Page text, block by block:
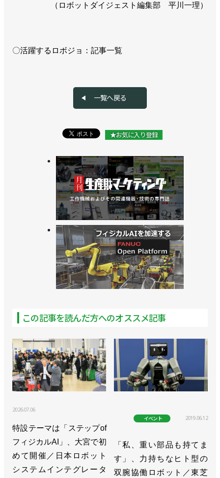
（ロボットダイジェスト編集部 平川一理）
〇活躍するロボジョ：記事一覧
一覧へ戻る
★お気に入り登録
この記事を読んだ方へのオススメ記事
2026.07.06
特設テーマは「ステップof
フィジカルAI」、大宮で初
めて開催／日本ロボット
システムインテグレータ
イベント 2019.06.12
「私、重い部品も持てま
す」、力持ちなヒト型の
双腕協働ロボット／東芝